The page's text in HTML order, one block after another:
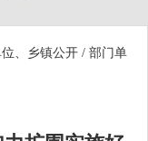
、乡镇公开 / 部门单